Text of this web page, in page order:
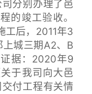
分别办理了邑
的竣工验收。
工后，2011年3
城三期A2、B
据：2020年9
于我司向大邑
付工程有关情